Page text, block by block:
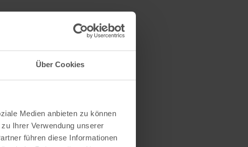
Über Cookies
Medien anbieten zu können
Ihrer Verwendung unserer
führen diese Informationen